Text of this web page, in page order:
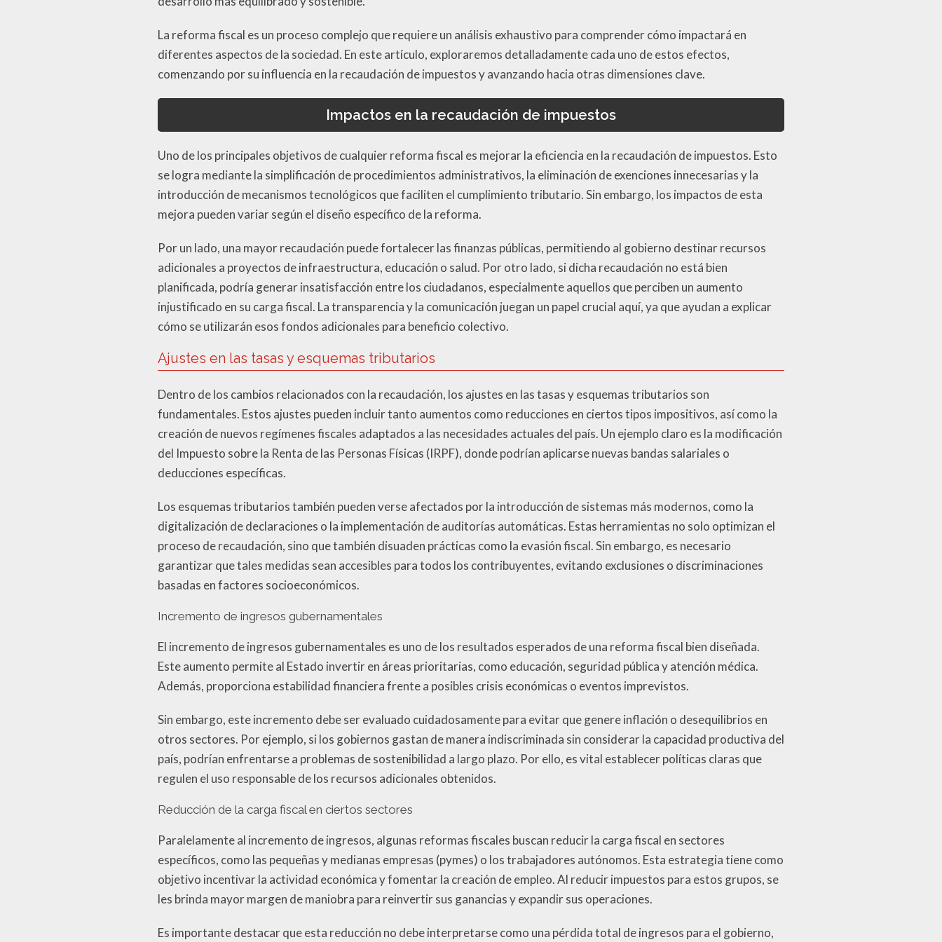
La reforma fiscal es un proceso complejo que requiere un análisis exhaustivo para comprender cómo impactará en
diferentes aspectos de la sociedad. En este artículo, exploraremos detalladamente cada uno de estos efectos,
comenzando por su influencia en la recaudación de impuestos y avanzando hacia otras dimensiones clave.
Impactos en la recaudación de impuestos
Uno de los principales objetivos de cualquier reforma fiscal es mejorar la eficiencia en la recaudación de impuestos. Esto
se logra mediante la simplificación de procedimientos administrativos, la eliminación de exenciones innecesarias y la
introducción de mecanismos tecnológicos que faciliten el cumplimiento tributario. Sin embargo, los impactos de esta
mejora pueden variar según el diseño específico de la reforma.
Por un lado, una mayor recaudación puede fortalecer las finanzas públicas, permitiendo al gobierno destinar recursos
adicionales a proyectos de infraestructura, educación o salud. Por otro lado, si dicha recaudación no está bien
planificada, podría generar insatisfacción entre los ciudadanos, especialmente aquellos que perciben un aumento
injustificado en su carga fiscal. La transparencia y la comunicación juegan un papel crucial aquí, ya que ayudan a explicar
cómo se utilizarán esos fondos adicionales para beneficio colectivo.
Ajustes en las tasas y esquemas tributarios
Dentro de los cambios relacionados con la recaudación, los ajustes en las tasas y esquemas tributarios son
fundamentales. Estos ajustes pueden incluir tanto aumentos como reducciones en ciertos tipos impositivos, así como la
creación de nuevos regímenes fiscales adaptados a las necesidades actuales del país. Un ejemplo claro es la modificación
del Impuesto sobre la Renta de las Personas Físicas (IRPF), donde podrían aplicarse nuevas bandas salariales o
deducciones específicas.
Los esquemas tributarios también pueden verse afectados por la introducción de sistemas más modernos, como la
digitalización de declaraciones o la implementación de auditorías automáticas. Estas herramientas no solo optimizan el
proceso de recaudación, sino que también disuaden prácticas como la evasión fiscal. Sin embargo, es necesario
garantizar que tales medidas sean accesibles para todos los contribuyentes, evitando exclusiones o discriminaciones
basadas en factores socioeconómicos.
Incremento de ingresos gubernamentales
El incremento de ingresos gubernamentales es uno de los resultados esperados de una reforma fiscal bien diseñada.
Este aumento permite al Estado invertir en áreas prioritarias, como educación, seguridad pública y atención médica.
Además, proporciona estabilidad financiera frente a posibles crisis económicas o eventos imprevistos.
Sin embargo, este incremento debe ser evaluado cuidadosamente para evitar que genere inflación o desequilibrios en
otros sectores. Por ejemplo, si los gobiernos gastan de manera indiscriminada sin considerar la capacidad productiva del
país, podrían enfrentarse a problemas de sostenibilidad a largo plazo. Por ello, es vital establecer políticas claras que
regulen el uso responsable de los recursos adicionales obtenidos.
Reducción de la carga fiscal en ciertos sectores
Paralelamente al incremento de ingresos, algunas reformas fiscales buscan reducir la carga fiscal en sectores
específicos, como las pequeñas y medianas empresas (pymes) o los trabajadores autónomos. Esta estrategia tiene como
objetivo incentivar la actividad económica y fomentar la creación de empleo. Al reducir impuestos para estos grupos, se
les brinda mayor margen de maniobra para reinvertir sus ganancias y expandir sus operaciones.
Es importante destacar que esta reducción no debe interpretarse como una pérdida total de ingresos para el gobierno,